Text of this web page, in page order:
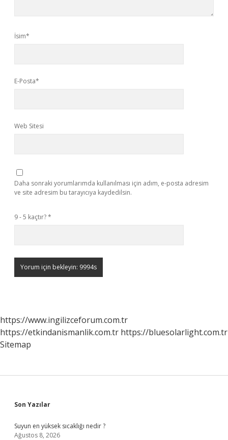
İsim*
E-Posta*
Web Sitesi
Daha sonraki yorumlarımda kullanılması için adım, e-posta adresim
ve site adresim bu tarayıcıya kaydedilsin.
9 - 5 kaçtır?*
https://www.ingilizceforum.com.tr
https://etkindanismanlik.com.tr https://bluesolarlight.com.tr
Sitemap
Sidebar
Son Yazılar
Suyun en yüksek sıcaklığı nedir ?
Ağustos 8, 2026